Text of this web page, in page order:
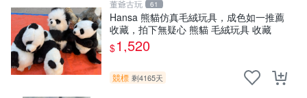
董爺古玩 61
Hansa 熊貓仿真毛絨玩具，成色如一推薦
收藏，拍下無疑心 熊貓 毛絨玩具 收藏
$1,520
競標 剩4165天